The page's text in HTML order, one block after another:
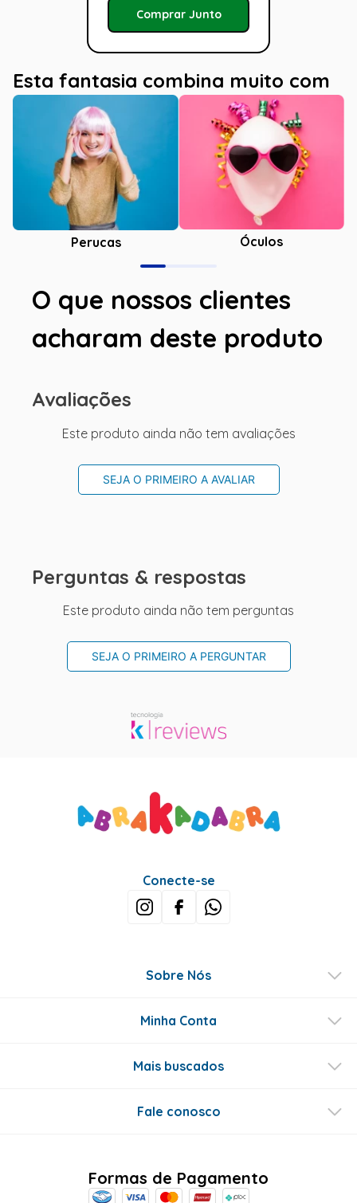
Comprar Junto
Esta fantasia combina muito com
Perucas Óculos
O que nossos clientes
acharam deste produto
Avaliações
Este produto ainda não tem avaliações
SEJA O PRIMEIRO A AVALIAR
Perguntas & respostas
Este produto ainda não tem perguntas
SEJA O PRIMEIRO A PERGUNTAR
Conecte-se
Sobre Nós
Minha Conta
Mais buscados
Fale conosco
Formas de Pagamento